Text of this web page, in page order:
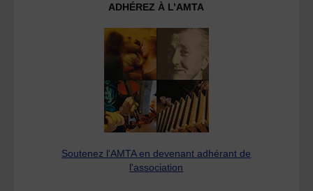
ADHÉREZ À L’AMTA
Soutenez l'AMTA en devenant adhérant de
l'association